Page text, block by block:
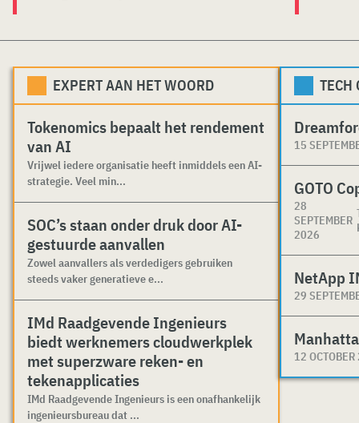
EXPERT AAN HET WOORD
Tokenomics bepaalt het rendement
van AI
Vrijwel iedere organisatie heeft inmiddels een AI-
strategie. Veel min...
SOC’s staan onder druk door AI-
gestuurde aanvallen
Zowel aanvallers als verdedigers gebruiken
steeds vaker generatieve e...
IMd Raadgevende Ingenieurs
biedt werknemers cloudwerkplek
met superzware reken- en
tekenapplicaties
IMd Raadgevende Ingenieurs is een onafhankelijk
ingenieursbureau dat ...
TECH
15
GOTO
28
SEPTEMBER
2026
NetApp
29
12